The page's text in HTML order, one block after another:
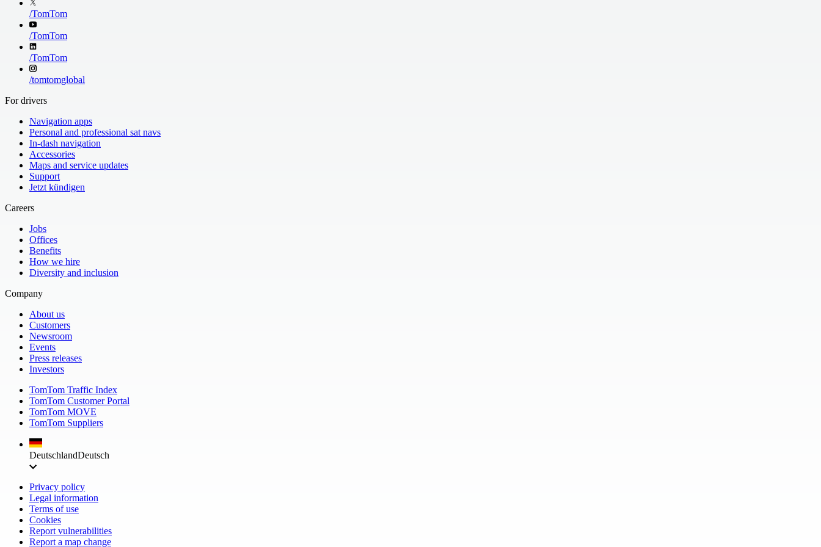
/TomTom
/TomTom
/TomTom
/tomtomglobal
For drivers
Navigation apps
Personal and professional sat navs
In-dash navigation
Accessories
Maps and service updates
Support
Jetzt kündigen
Careers
Jobs
Offices
Benefits
How we hire
Diversity and inclusion
Company
About us
Customers
Newsroom
Events
Press releases
Investors
TomTom Traffic Index
TomTom Customer Portal
TomTom MOVE
TomTom Suppliers
DeutschlandDeutsch
Privacy policy
Legal information
Terms of use
Cookies
Report vulnerabilities
Report a map change